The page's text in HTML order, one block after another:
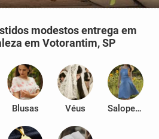
modestos entrega em
em Votorantim, SP
Blusas Véus Salopetes